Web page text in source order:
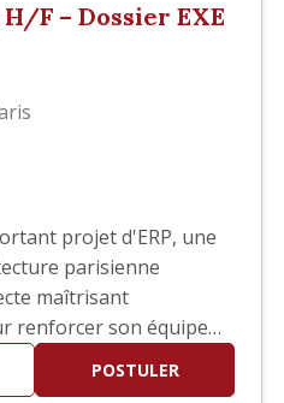
interv…
F – Dossier EXE
projet d'ERP, une
parisienne
maîtrisant
renforcer son équipe
Vous interviendrez
des documents
POSTULER